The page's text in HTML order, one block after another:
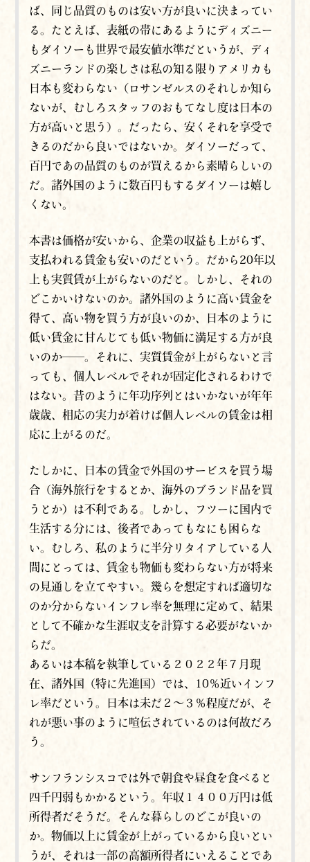
ば、同じ品質のものは安い方が良いに決まってい
る。たとえば、表紙の帯にあるようにディズニー
もダイソーも世界で最安値水準だというが、ディ
ズニーランドの楽しさは私の知る限りアメリカも
日本も変わらない（ロサンゼルスのそれしか知ら
ないが、むしろスタッフのおもてなし度は日本の
方が高いと思う）。だったら、安くそれを享受で
きるのだから良いではないか。ダイソーだって、
百円であの品質のものが買えるから素晴らしいの
だ。諸外国のように数百円もするダイソーは嬉し
くない。
本書は価格が安いから、企業の収益も上がらず、
支払われる賃金も安いのだという。だから20年以
上も実質賃が上がらないのだと。しかし、それの
どこかいけないのか。諸外国のように高い賃金を
得て、高い物を買う方が良いのか、日本のように
低い賃金に甘んじても低い物価に満足する方が良
いのか──。それに、実質賃金が上がらないと言
っても、個人レベルでそれが固定化されるわけで
はない。昔のように年功序列とはいかないが年年
歳歳、相応の実力が着けば個人レベルの賃金は相
応に上がるのだ。
たしかに、日本の賃金で外国のサービスを買う場
合（海外旅行をするとか、海外のブランド品を買
うとか）は不利である。しかし、フツーに国内で
生活する分には、後者であってもなにも困らな
い。むしろ、私のように半分リタイアしている人
間にとっては、賃金も物価も変わらない方が将来
の見通しを立てやすい。幾らを想定すれば適切な
のか分からないインフレ率を無理に定めて、結果
として不確かな生涯収支を計算する必要がないか
らだ。
あるいは本稿を執筆している２０２２年７月現
在、諸外国（特に先進国）では、10％近いインフ
レ率だという。日本は未だ２～３％程度だが、そ
れが悪い事のように喧伝されているのは何故だろ
う。
サンフランシスコでは外で朝食や昼食を食べると
四千円弱もかかるという。年収１４００万円は低
所得者だそうだ。そんな暮らしのどこが良いの
か。物価以上に賃金が上がっているから良いとい
うが、それは一部の高額所得者にいえることであ